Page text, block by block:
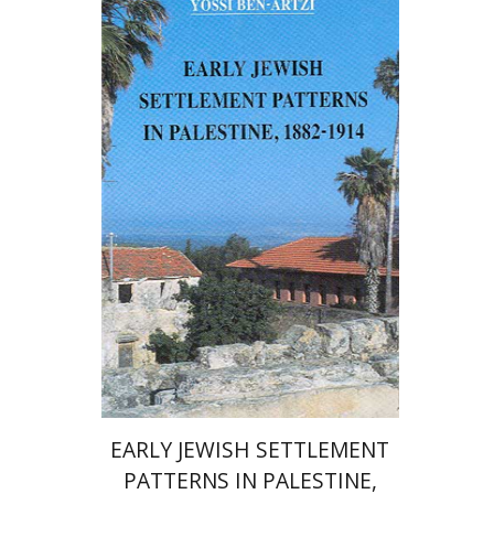
יוסי בן-ארצי
יהושע בן-אריה
רות קרק
הנחת אתר ספר מודפס
$62
$56
EARLY JEWISH SETTLEMENT
PATTERNS IN PALESTINE,